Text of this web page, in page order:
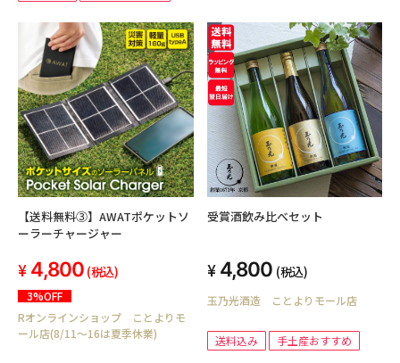
【送料無料③】AWATポケットソ
ーラーチャージャー
4,800 (税込)
3%OFF
Rオンラインショップ ことよりモ
ール店(8/11～16は夏季休業)
受賞酒飲み比べセット
4,800 (税込)
玉乃光酒造 ことよりモール店
送料込み 手土産おすすめ